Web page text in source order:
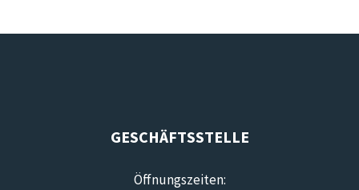
GESCHÄFTSSTELLE
Öffnungszeiten: